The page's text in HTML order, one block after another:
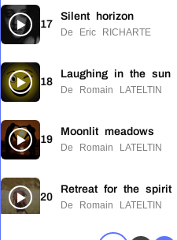
17
Silent horizon
De Eric RICHARTE
18
Laughing in the sun
De Romain LATELTIN
19
Moonlit meadows
De Romain LATELTIN
20
Retreat for the spirit
De Romain LATELTIN